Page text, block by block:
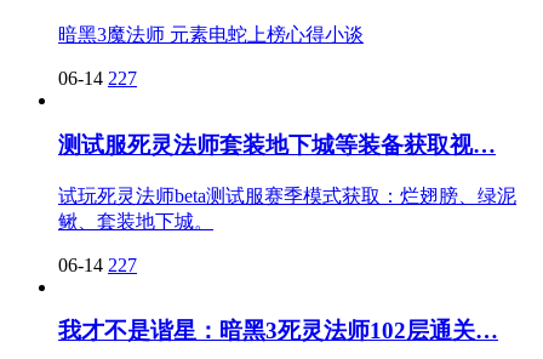
暗黑3魔法师 元素电蛇上榜心得小谈
06-14 227
测试服死灵法师套装地下城等装备获取视…
试玩死灵法师beta测试服赛季模式获取：烂翅膀、绿泥
鳅、套装地下城。
06-14 227
我才不是谐星：暗黑3死灵法师102层通关…